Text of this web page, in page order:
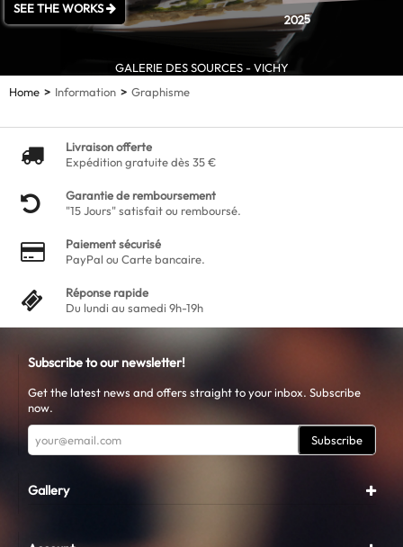
SEE THE WORKS
2025
GALERIE DES SOURCES - VICHY
Home
Information Graphisme
Livraison offerte
Expédition gratuite dès 35 €
Garantie de remboursement
"15 Jours" satisfait ou remboursé.
Paiement sécurisé
PayPal ou Carte bancaire.
Réponse rapide
Du lundi au samedi 9h-19h
Subscribe to our newsletter!
Get the latest news and offers straight to your inbox. Subscribe
now.
Subscribe
Gallery